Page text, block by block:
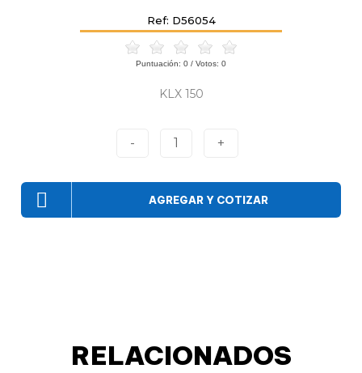
Ref: D56054
Puntuación: 0 / Votos: 0
KLX 150
- 1 +
AGREGAR Y COTIZAR
RELACIONADOS